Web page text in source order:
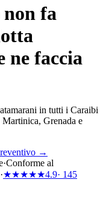
non fa
ne faccia
in tutti i Caraibi
Grenada e
→
·Conforme al
·★★★★★4.9· 145